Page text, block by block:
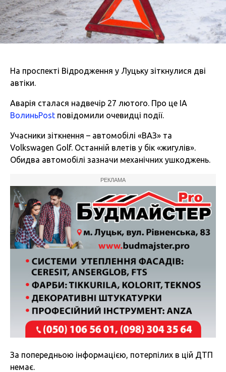
На проспекті Відродження у Луцьку зіткнулися дві
автіки.
Аварія сталася надвечір 27 лютого. Про це ІА
ВолиньPost повідомили очевидці події.
Учасники зіткнення – автомобілі «ВАЗ» та
Volkswagen Golf. Останній влетів у бік «жигулів».
Обидва автомобілі зазначи механічних ушкоджень.
РЕКЛАМА
За попередньою інформацією, потерпілих в цій ДТП
немає.